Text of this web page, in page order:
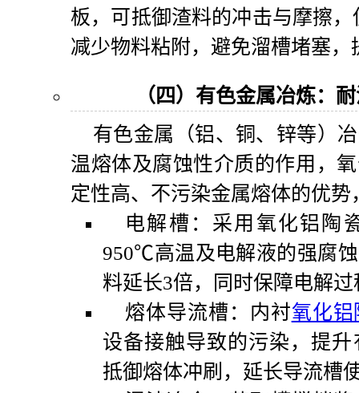
板，可抵御渣料的冲击与摩擦
减少物料粘附，避免溜槽堵塞，
（四）有色金属冶炼：
有色金属（铝、铜、锌等）
温熔体及腐蚀性介质的作用，
定性高、不污染金属熔体的优
电解槽：采用氧化铝陶
950℃高温及电解液的强腐
料延长3倍，同时保障电解
熔体导流槽：内衬氧化铝
设备接触导致的污染，提
抵御熔体冲刷，延长导流槽